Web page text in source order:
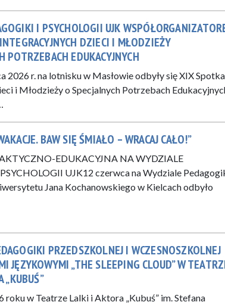
I PSYCHOLOGII UJK
DZIECI I MŁODZIEŻY
POTRZEBACH EDUKACYJNYCH
2026 r. na lotnisku w Masłowie odbyły się XIX
i Młodzieży o Specjalnych Potrzebach
BAW SIĘ ŚMIAŁO – WRACAJ CAŁO!”
EDUKACYJNA NA WYDZIALE
UJK12 czerwca na Wydziale
Jana Kochanowskiego w Kielcach odbyło
PRZEDSZKOLNEJ I WCZESNOSZKOLNEJ
JĘZYKOWYMI „THE SLEEPING CLOUD” W
„KUBUŚ”
roku w Teatrze Lalki i Aktora „Kubuś” im. Stefana